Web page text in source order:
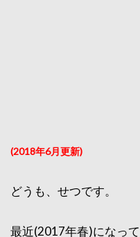
(2018年6月更新)
どうも、せつです。
最近(2017年春)になっ